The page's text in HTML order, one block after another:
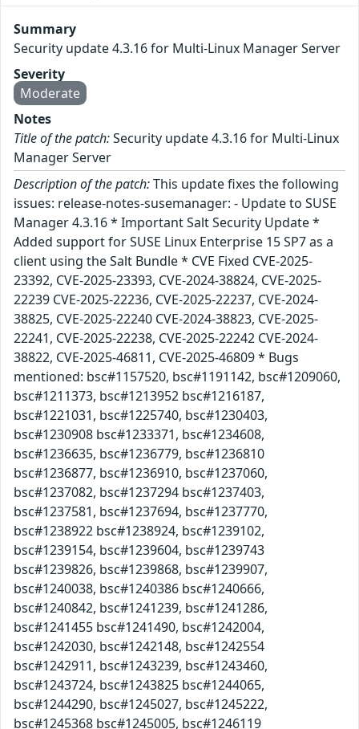
Summary
Security update 4.3.16 for Multi-Linux Manager Server
Severity
Moderate
Notes
Title of the patch:Security update 4.3.16 for Multi-Linux
Manager Server
Description of the patch:This update fixes the following
issues: release-notes-susemanager: - Update to SUSE
Manager 4.3.16 * Important Salt Security Update *
Added support for SUSE Linux Enterprise 15 SP7 as a
client using the Salt Bundle * CVE Fixed CVE-2025-
23392, CVE-2025-23393, CVE-2024-38824, CVE-2025-
22239 CVE-2025-22236, CVE-2025-22237, CVE-2024-
38825, CVE-2025-22240 CVE-2024-38823, CVE-2025-
22241, CVE-2025-22238, CVE-2025-22242 CVE-2024-
38822, CVE-2025-46811, CVE-2025-46809 * Bugs
mentioned: bsc#1157520, bsc#1191142, bsc#1209060,
bsc#1211373, bsc#1213952 bsc#1216187,
bsc#1221031, bsc#1225740, bsc#1230403,
bsc#1230908 bsc#1233371, bsc#1234608,
bsc#1236635, bsc#1236779, bsc#1236810
bsc#1236877, bsc#1236910, bsc#1237060,
bsc#1237082, bsc#1237294 bsc#1237403,
bsc#1237581, bsc#1237694, bsc#1237770,
bsc#1238922 bsc#1238924, bsc#1239102,
bsc#1239154, bsc#1239604, bsc#1239743
bsc#1239826, bsc#1239868, bsc#1239907,
bsc#1240038, bsc#1240386 bsc#1240666,
bsc#1240842, bsc#1241239, bsc#1241286,
bsc#1241455 bsc#1241490, bsc#1242004,
bsc#1242030, bsc#1242148, bsc#1242554
bsc#1242911, bsc#1243239, bsc#1243460,
bsc#1243724, bsc#1243825 bsc#1244065,
bsc#1244290, bsc#1245027, bsc#1245222,
bsc#1245368 bsc#1245005, bsc#1246119